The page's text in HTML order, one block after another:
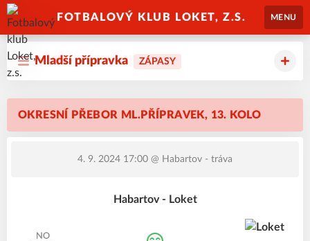
FOTBALOVÝ KLUB LOKET, Z.S. MENU
Mladší přípravka ZÁPASY
OKRESNÍ PŘEBOR ML.PŘÍPRAVEK, 13. KOLO
4. 9. 2024 17:00 @ Habartov - tráva
Habartov - Loket